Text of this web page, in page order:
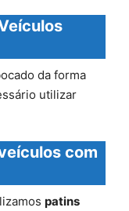
da forma
utilizar
com
patins